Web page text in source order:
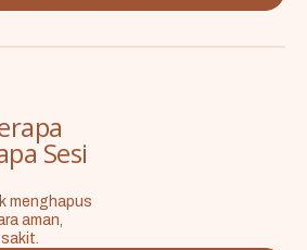
Sesi
menghapus
aman,